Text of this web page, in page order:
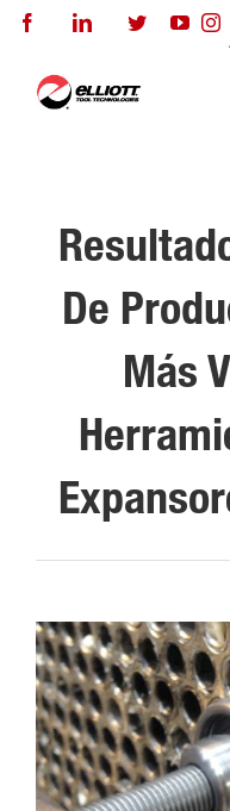
Skip
FacebookLinkedInTwitter
De
Más